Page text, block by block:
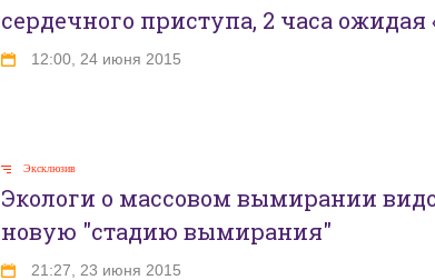
сердечного приступа, 2 часа ожидая
12:00, 24 июня 2015
Эксклюзив
Экологи о массовом вымирании
новую "стадию вымирания"
21:27, 23 июня 2015